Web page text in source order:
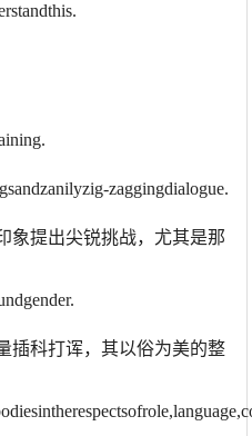
zaggingdialogue.
象提出尖锐挑战，尤其是那
插科打诨，其以俗为美的整